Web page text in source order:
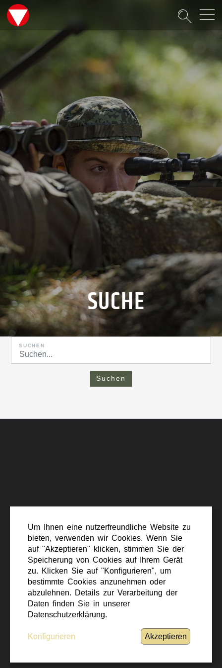
Suche
SUCHE
SUCHEN
Suchen
© 2026 Bundesministerium für
Landesverteidigung
Barrierefreiheit
Um Ihnen eine nutzerfreundliche Website zu
bieten, verwenden wir Cookies. Wenn Sie
auf "Akzeptieren" klicken, stimmen Sie der
Speicherung von Cookies auf Ihrem Gerät
zu. Klicken Sie auf "Konfigurieren", um
bestimmte Cookies anzunehmen oder
abzulehnen. Details zur Verarbeitung der
Daten finden Sie in unserer
Datenschutzerklärung.
Konfigurieren Akzeptieren